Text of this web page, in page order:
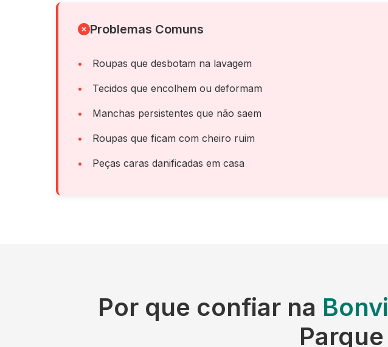
Problemas Comuns
Roupas que desbotam na lavagem
Tecidos que encolhem ou deformam
Manchas persistentes que não saem
Roupas que ficam com cheiro ruim
Peças caras danificadas em casa
Por que confiar na